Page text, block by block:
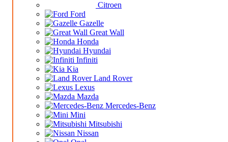
Citroen
Ford
Gazelle
Great Wall
Honda
Hyundai
Infiniti
Kia
Land Rover
Lexus
Mazda
Mercedes-Benz
Mini
Mitsubishi
Nissan